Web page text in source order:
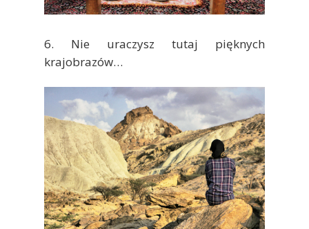
6. Nie uraczysz tutaj pięknych
krajobrazów…